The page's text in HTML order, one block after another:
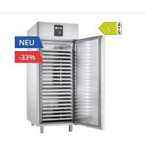
NEU
-33%